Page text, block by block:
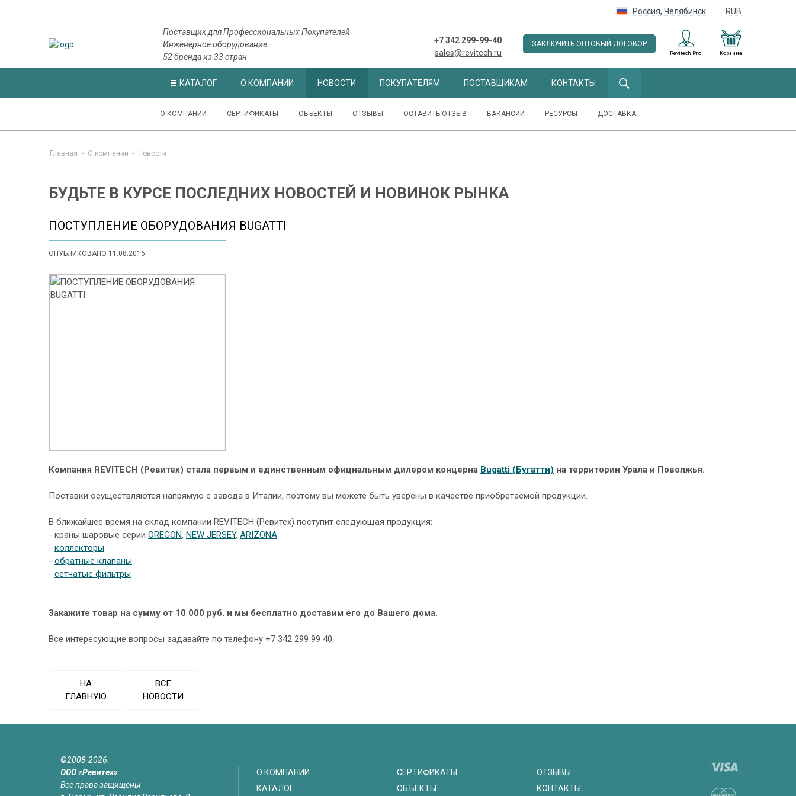
Россия, Челябинск RUB
Корзина
Revitech Pro
ЗАКЛЮЧИТЬ ОПТОВЫЙ ДОГОВОР
+7 342 299-99-40
sales@revitech.ru
Поставщик для Профессиональных Покупателей
Инженерное оборудование
52 бренда из 33 стран
КАТАЛОГ О КОМПАНИИ НОВОСТИ ПОКУПАТЕЛЯМ ПОСТАВЩИКАМ КОНТАКТЫ
О КОМПАНИИ СЕРТИФИКАТЫ ОБЪЕКТЫ ОТЗЫВЫ ОСТАВИТЬ ОТЗЫВ ВАКАНСИИ РЕСУРСЫ ДОСТАВКА
Главная - О компании - Новости
БУДЬТЕ В КУРСЕ ПОСЛЕДНИХ НОВОСТЕЙ И НОВИНОК РЫНКА
ПОСТУПЛЕНИЕ ОБОРУДОВАНИЯ BUGATTI
ОПУБЛИКОВАНО 11.08.2016
Компания REVITECH (Ревитех) стала первым и единственным официальным дилером концерна Bugatti (Бугатти) на территории Урала и Поволжья.
Поставки осуществляются напрямую с завода в Италии, поэтому вы можете быть уверены в качестве приобретаемой продукции.
В ближайшее время на склад компании REVITECH (Ревитех) поступит следующая продукция:
- краны шаровые серии OREGON, NEW JERSEY, ARIZONA
- коллекторы
- обратные клапаны
- сетчатые фильтры
Закажите товар на сумму от 10 000 руб. и мы бесплатно доставим его до Вашего дома.
Все интересующие вопросы задавайте по телефону +7 342 299 99 40
НА
ГЛАВНУЮ
ВСЕ
НОВОСТИ
©2008-2026.
ООО «Ревитех»
Все права защищены
О КОМПАНИИ
КАТАЛОГ
СЕРТИФИКАТЫ
ОБЪЕКТЫ
ОТЗЫВЫ
КОНТАКТЫ